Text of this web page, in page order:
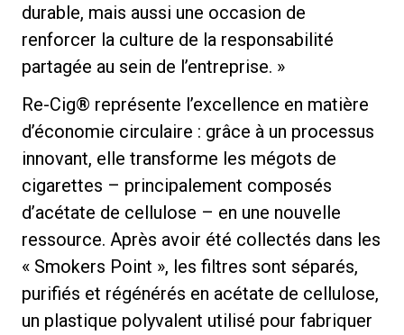
durable, mais aussi une occasion de
renforcer la culture de la responsabilité
partagée au sein de l’entreprise. »
Re-Cig® représente l’excellence en matière
d’économie circulaire : grâce à un processus
innovant, elle transforme les mégots de
cigarettes – principalement composés
d’acétate de cellulose – en une nouvelle
ressource. Après avoir été collectés dans les
« Smokers Point », les filtres sont séparés,
purifiés et régénérés en acétate de cellulose,
un plastique polyvalent utilisé pour fabriquer